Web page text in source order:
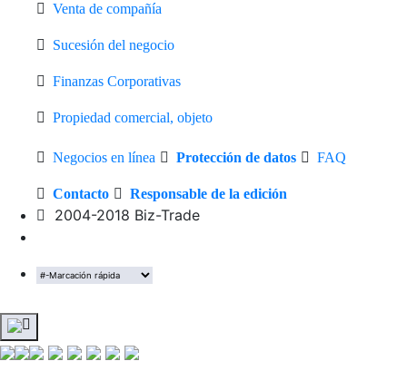
Venta de compañía
Sucesión del negocio
Finanzas Corporativas
Propiedad comercial, objeto
Negocios en línea Protección de datos FAQ
Contacto Responsable de la edición
2004-2018 Biz-Trade